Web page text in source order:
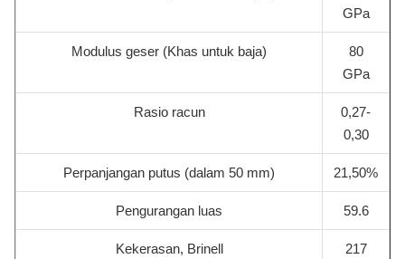
GPa
Modulus geser (Khas untuk baja)
80
GPa
Rasio racun
0,27-
0,30
Perpanjangan putus (dalam 50 mm) 21,50%
Pengurangan luas 59.6
Kekerasan, Brinell 217